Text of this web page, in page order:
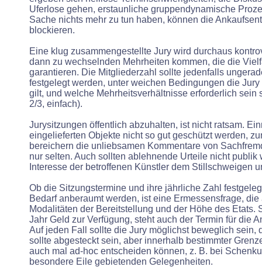
Uferlose gehen, erstaunliche gruppendynamische
Sache nichts mehr zu tun haben, können die
blockieren.
Eine klug zusammengestellte Jury wird durchaus
dann zu wechselnden Mehrheiten kommen, die die
garantieren. Die Mitgliederzahl sollte jedenfalls
festgelegt werden, unter weichen Bedingungen die
gilt, und welche Mehrheitsverhältnisse erforderlich sein
2/3, einfach).
Jurysitzungen öffentlich abzuhalten, ist nicht ratsam.
eingelieferten Objekte nicht so gut geschützt werden,
bereichern die unliebsamen Kommentare von
nur selten. Auch sollten ablehnende Urteile nicht publik
Interesse der betroffenen Künstler dem Stillschweigen
Ob die Sitzungstermine und ihre jährliche Zahl
Bedarf anberaumt werden, ist eine Ermessensfrage,
Modalitäten der Bereitstellung und der Höhe des Etats.
Jahr Geld zur Verfügung, steht auch der Termin für die
Auf jeden Fall sollte die Jury möglichst beweglich sein,
sollte abgesteckt sein, aber innerhalb bestimmter
auch mal ad-hoc entscheiden können, z. B. bei
besondere Eile gebietenden Gelegenheiten.